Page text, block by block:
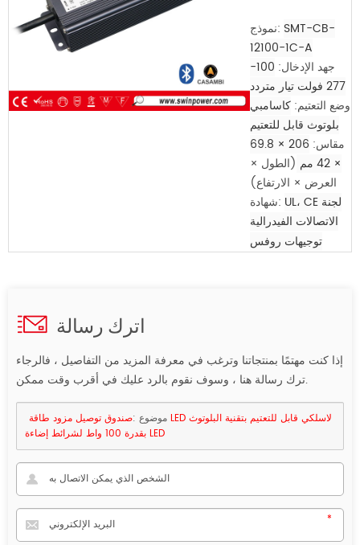
نموذج: SMT-CB-
12100-1C-A
جهد الإدخال:
100-
277 فولت تيار متردد
وضع التعتيم: كاسامبي
بلوتوث قابل للتعتيم
مقاس:
206 × 69.8
× 42 مم
(الطول ×
العرض × الارتفاع)
شهادة: UL، CE لجنة
الاتصالات الفيدرالية
توجيهات روفس
اترك رسالة
إذا كنت مهتمًا بمنتجاتنا وترغب في معرفة المزيد من التفاصيل ، فالرجاء
ترك رسالة هنا ، وسوف نقوم بالرد عليك في أقرب وقت ممكن.
موضوع :صندوق توصيل مزود طاقة LED لاسلكي قابل للتعتيم بتقنية البلوتوث
بقدرة 100 واط لشرائط إضاءة LED